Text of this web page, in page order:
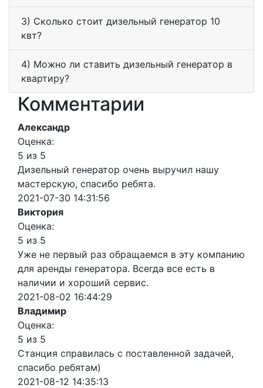
3) Сколько стоит дизельный генератор 10
квт?
4) Можно ли ставить дизельный генератор в
квартиру?
Комментарии
Александр
Оценка:
5 из 5
Дизельный генератор очень выручил нашу
мастерскую, спасибо ребята.
2021-07-30 14:31:56
Виктория
Оценка:
5 из 5
Уже не первый раз обращаемся в эту компанию
для аренды генератора. Всегда все есть в
наличии и хороший сервис.
2021-08-02 16:44:29
Владимир
Оценка:
5 из 5
Станция справилась с поставленной задачей,
спасибо ребятам)
2021-08-12 14:35:13